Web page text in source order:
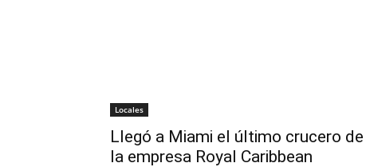
Locales
Llegó a Miami el último crucero de
la empresa Royal Caribbean